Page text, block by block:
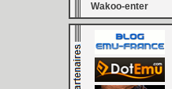
Wakoo-enter